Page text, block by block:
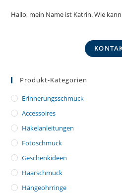
Hallo, mein Name ist Katrin. Wie
Produkt-Kategorien
Erinnerungsschmuck
Accessoires
Häkelanleitungen
Fotoschmuck
Geschenkideen
Haarschmuck
Hängeohrringe